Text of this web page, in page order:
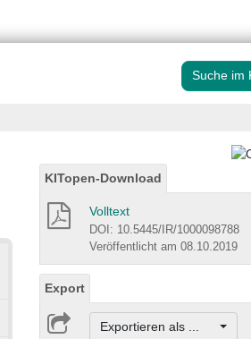
Suche im
KITopen-Download
Volltext
DOI: 10.5445/IR/1000098788
Veröffentlicht am 08.10.2019
Export
Exportieren als ...